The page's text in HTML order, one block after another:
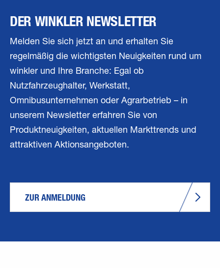
DER WINKLER NEWSLETTER
Melden Sie sich jetzt an und erhalten Sie
regelmäßig die wichtigsten Neuigkeiten rund um
winkler und Ihre Branche: Egal ob
Nutzfahrzeughalter, Werkstatt,
Omnibusunternehmen oder Agrarbetrieb – in
unserem Newsletter erfahren Sie von
Produktneuigkeiten, aktuellen Markttrends und
attraktiven Aktionsangeboten.
ZUR ANMELDUNG